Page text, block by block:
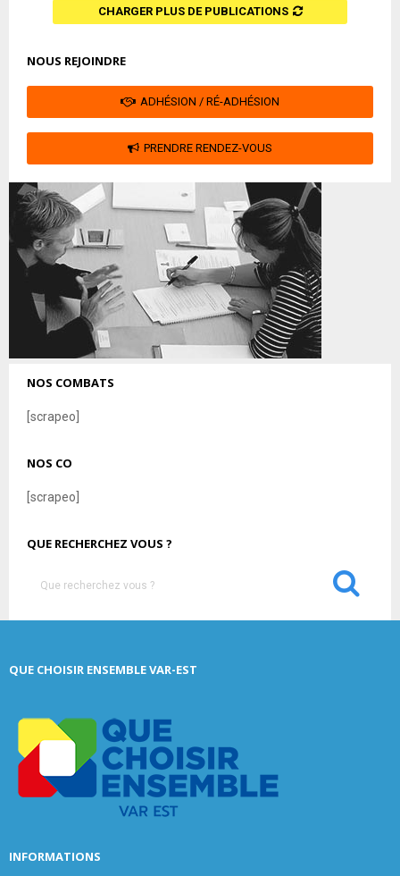
CHARGER PLUS DE PUBLICATIONS
NOUS REJOINDRE
ADHÉSION / RÉ-ADHÉSION
PRENDRE RENDEZ-VOUS
NOS COMBATS
[scrapeo]
NOS CO
[scrapeo]
QUE RECHERCHEZ VOUS ?
h
S
QUE CHOISIR ENSEMBLE VAR-EST
INFORMATIONS